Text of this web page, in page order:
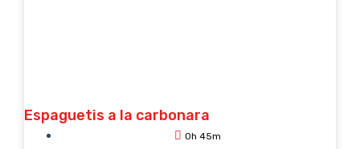
Espaguetis a la carbonara
0h 45m